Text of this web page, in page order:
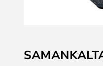
to
the